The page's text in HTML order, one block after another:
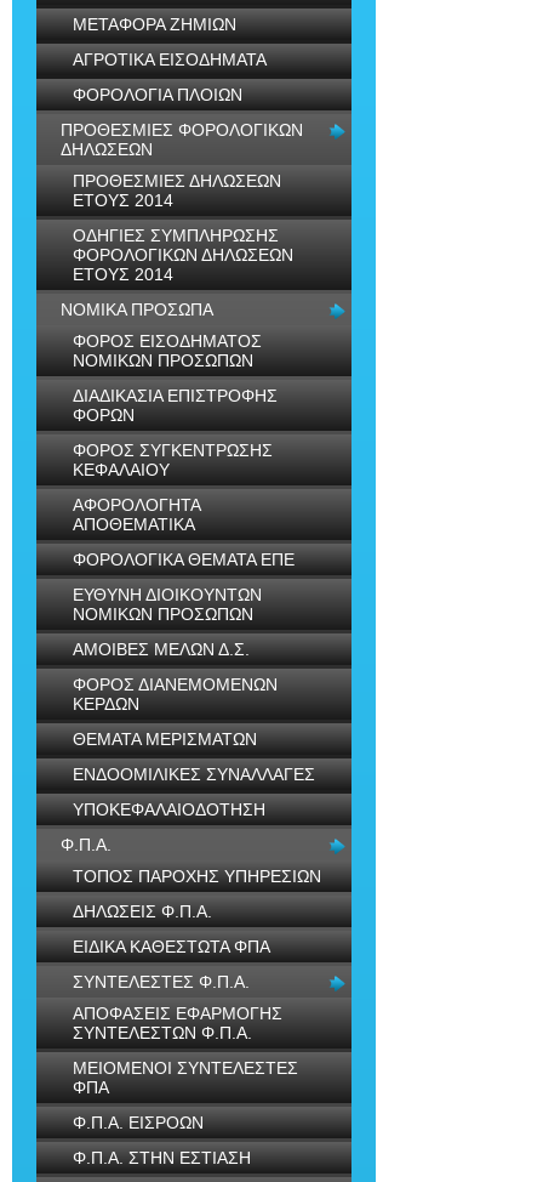
ΜΕΤΑΦΟΡΑ ΖΗΜΙΩΝ
ΑΓΡΟΤΙΚΑ ΕΙΣΟΔΗΜΑΤΑ
ΦΟΡΟΛΟΓΙΑ ΠΛΟΙΩΝ
ΠΡΟΘΕΣΜΙΕΣ ΦΟΡΟΛΟΓΙΚΩΝ
ΔΗΛΩΣΕΩΝ
ΠΡΟΘΕΣΜΙΕΣ ΔΗΛΩΣΕΩΝ
ΕΤΟΥΣ 2014
ΟΔΗΓΙΕΣ ΣΥΜΠΛΗΡΩΣΗΣ
ΦΟΡΟΛΟΓΙΚΩΝ ΔΗΛΩΣΕΩΝ
ΕΤΟΥΣ 2014
ΝΟΜΙΚΑ ΠΡΟΣΩΠΑ
ΦΟΡΟΣ ΕΙΣΟΔΗΜΑΤΟΣ
ΝΟΜΙΚΩΝ ΠΡΟΣΩΠΩΝ
ΔΙΑΔΙΚΑΣΙΑ ΕΠΙΣΤΡΟΦΗΣ
ΦΟΡΩΝ
ΦΟΡΟΣ ΣΥΓΚΕΝΤΡΩΣΗΣ
ΚΕΦΑΛΑΙΟΥ
ΑΦΟΡΟΛΟΓΗΤΑ
ΑΠΟΘΕΜΑΤΙΚΑ
ΦΟΡΟΛΟΓΙΚΑ ΘΕΜΑΤΑ ΕΠΕ
ΕΥΘΥΝΗ ΔΙΟΙΚΟΥΝΤΩΝ
ΝΟΜΙΚΩΝ ΠΡΟΣΩΠΩΝ
ΑΜΟΙΒΕΣ ΜΕΛΩΝ Δ.Σ.
ΦΟΡΟΣ ΔΙΑΝΕΜΟΜΕΝΩΝ
ΚΕΡΔΩΝ
ΘΕΜΑΤΑ ΜΕΡΙΣΜΑΤΩΝ
ΕΝΔΟΟΜΙΛΙΚΕΣ ΣΥΝΑΛΛΑΓΕΣ
ΥΠΟΚΕΦΑΛΑΙΟΔΟΤΗΣΗ
Φ.Π.Α.
ΤΟΠΟΣ ΠΑΡΟΧΗΣ ΥΠΗΡΕΣΙΩΝ
ΔΗΛΩΣΕΙΣ Φ.Π.Α.
ΕΙΔΙΚΑ ΚΑΘΕΣΤΩΤΑ ΦΠΑ
ΣΥΝΤΕΛΕΣΤΕΣ Φ.Π.Α.
ΑΠΟΦΑΣΕΙΣ ΕΦΑΡΜΟΓΗΣ
ΣΥΝΤΕΛΕΣΤΩΝ Φ.Π.Α.
ΜΕΙΟΜΕΝΟΙ ΣΥΝΤΕΛΕΣΤΕΣ
ΦΠΑ
Φ.Π.Α. ΕΙΣΡΟΩΝ
Φ.Π.Α. ΣΤΗΝ ΕΣΤΙΑΣΗ